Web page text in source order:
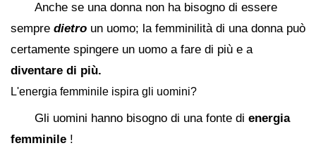
Anche se una donna non ha bisogno di essere
sempre dietro un uomo; la femminilità di una donna può
certamente spingere un uomo a fare di più e a
diventare di più.
L'energia femminile ispira gli uomini?
Gli uomini hanno bisogno di una fonte di energia
femminile !